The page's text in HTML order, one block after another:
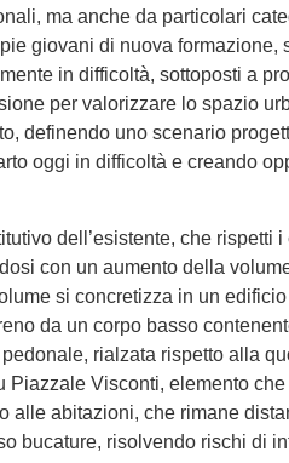
ma anche da particolari
giovani di nuova formazione,
in difficoltà, sottoposti a
per valorizzare lo spazio
definendo uno scenario
oggi in difficoltà e creando
dell’esistente, che rispetti
con un aumento della
si concretizza in un
da un corpo basso
rialzata rispetto alla
Visconti, elemento
alle abitazioni, che rimane
bucature, risolvendo rischi di